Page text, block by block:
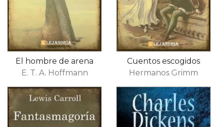
El hombre de arena
E. T. A. Hoffmann
Cuentos escogidos
Hermanos Grimm